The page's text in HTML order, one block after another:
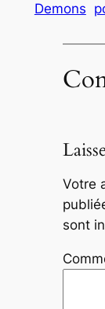
Demons
Votre
sont